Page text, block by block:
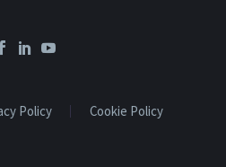
Policy Cookie Policy